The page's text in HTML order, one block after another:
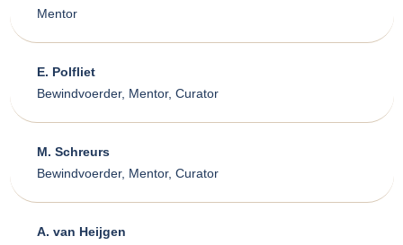
Mentor
E. Polfliet
Bewindvoerder, Mentor, Curator
M. Schreurs
Bewindvoerder, Mentor, Curator
A. van Heijgen